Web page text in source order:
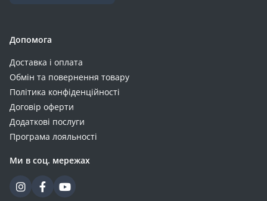
Допомога
Доставка і оплата
Обмін та повернення товару
Політика конфіденційності
Договір оферти
Додаткові послуги
Програма лояльності
Ми в соц. мережах